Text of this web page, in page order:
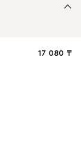
17 080